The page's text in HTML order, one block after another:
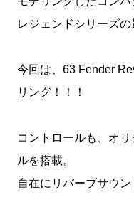
レジェンドシリーズの
今回は、63 Fender
リング！！！
コントロールも、オ
ルを搭載。
自在にリバーブサウ